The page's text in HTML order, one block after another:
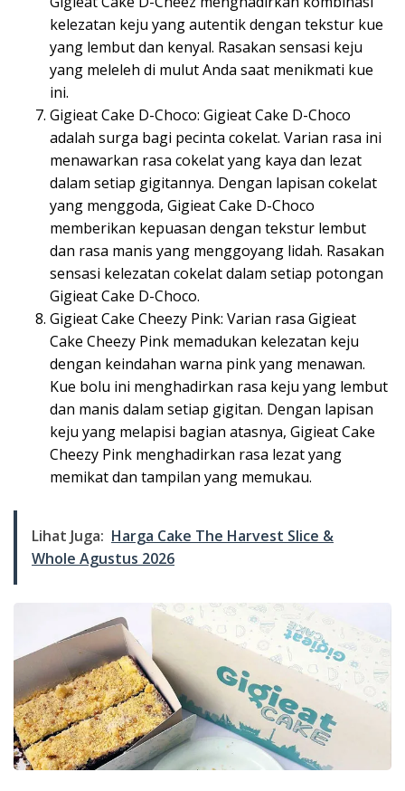
kelezatan keju yang autentik dengan tekstur kue
yang lembut dan kenyal. Rasakan sensasi keju
yang meleleh di mulut Anda saat menikmati kue
ini.
Gigieat Cake D-Choco: Gigieat Cake D-Choco
adalah surga bagi pecinta cokelat. Varian rasa ini
menawarkan rasa cokelat yang kaya dan lezat
dalam setiap gigitannya. Dengan lapisan cokelat
yang menggoda, Gigieat Cake D-Choco
memberikan kepuasan dengan tekstur lembut
dan rasa manis yang menggoyang lidah. Rasakan
sensasi kelezatan cokelat dalam setiap potongan
Gigieat Cake D-Choco.
Gigieat Cake Cheezy Pink: Varian rasa Gigieat
Cake Cheezy Pink memadukan kelezatan keju
dengan keindahan warna pink yang menawan.
Kue bolu ini menghadirkan rasa keju yang lembut
dan manis dalam setiap gigitan. Dengan lapisan
keju yang melapisi bagian atasnya, Gigieat Cake
Cheezy Pink menghadirkan rasa lezat yang
memikat dan tampilan yang memukau.
Lihat Juga: Harga Cake The Harvest Slice &
Whole Agustus 2026